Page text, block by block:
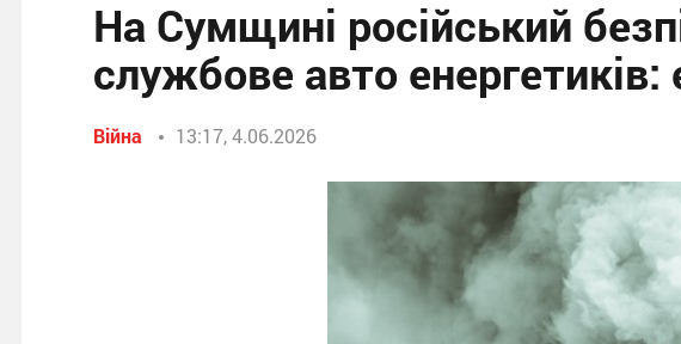
На Сумщині російський
службове авто енергетиків:
Війна 13:17, 4.06.2026